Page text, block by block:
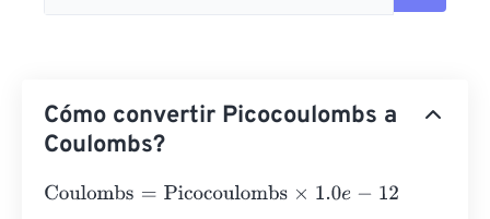
Cómo convertir Picocoulombs a
Coulombs?
Coulombs= Picocoulombs×1.0e- 12